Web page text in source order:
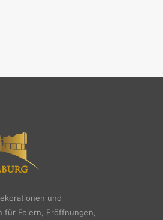
und
für Feiern, Eröffnungen,